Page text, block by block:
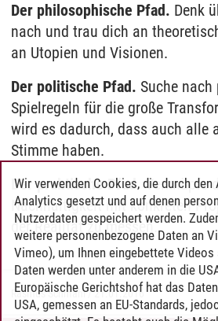
Der philosophische Pfad. Denk
nach und trau dich an
an Utopien und Visionen.
Der politische Pfad. Suche nach
Spielregeln für die große
wird es dadurch, dass auch alle
Stimme haben.
Der praktische Pfad.Verknüpfe
Nachhaltigkeit mit konkreten
der Realität zu messen.
Rasmus Schmahl/21.01.2016
Wir verwenden Cookies, die durch
Analytics gesetzt und auf denen
Nutzerdaten gespeichert werden.
weitere personenbezogene Daten an
Vimeo), um Ihnen eingebettete Videos
Daten werden unter anderem in die
Europäische Gerichtshof hat das
USA, gemessen an EU-Standards,